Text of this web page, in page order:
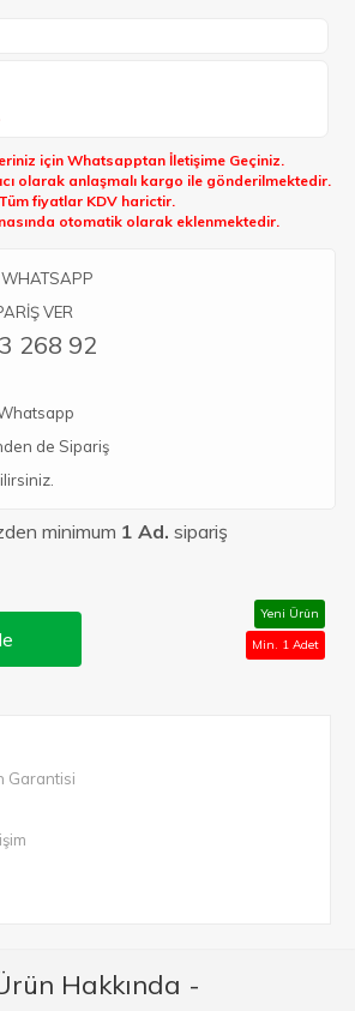
için Whatsapptan İletişime Geçiniz.
olarak anlaşmalı kargo ile gönderilmektedir.
Tüm fiyatlar KDV harictir.
otomatik olarak eklenmektedir.
VER
268 92
de Sipariş
minimum 1 Ad. sipariş
Yeni Ürün
Min. 1 Adet
Garantisi
Hakkında -